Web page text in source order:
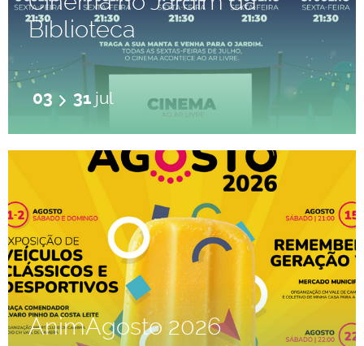
Biblioteca
03 31 jul
AnimAgosto 2026